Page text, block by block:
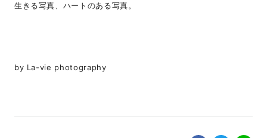
生きる写真、ハートのある写真。
by La-vie photography